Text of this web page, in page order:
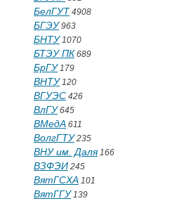
БелГУТ 4908
БГЭУ963
БНТУ1070
БТЭУ ПК 689
БрГУ179
ВНТУ120
ВГУЭС 426
ВлГУ645
ВМедА 611
ВолгГТУ235
ВНУ им. Даля166
ВЗФЭИ 245
ВятГСХА 101
ВятГГУ139